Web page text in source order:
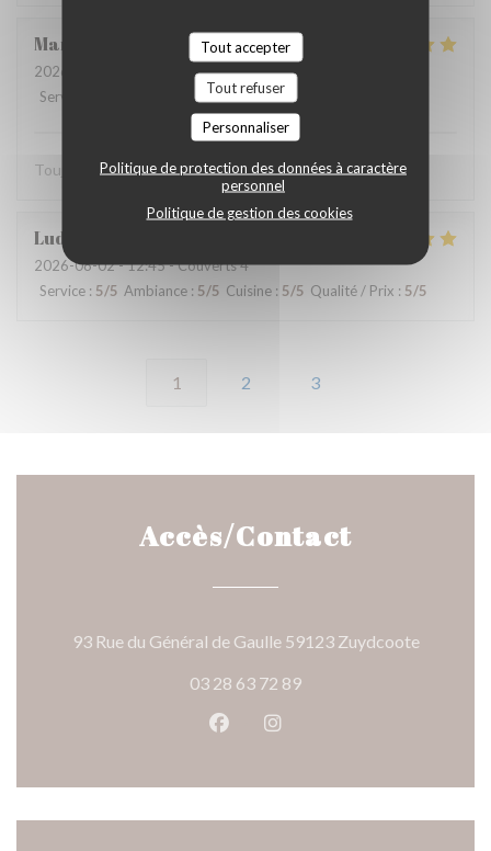
Tout accepter
Tout refuser
Personnaliser
Politique de protection des données à caractère
personnel
Politique de gestion des cookies
Marie-catherine P
2026-08-02
- 12:45 - Couverts 4
Service
/5 Cuisine: /5
Toujours très bien. Bon produits. On s’est régalé merci.
Ludovic
2026-08-02- 12:45 - Couverts 4
Service : 5/5 Ambiance : 5/5 Cuisine : 5/5 Qualité / Prix : 5/5
1 2 3
Accès/Contact
93 Rue du Général de Gaulle 59123 Zuydcoote((ouvre
03 28 63 72 89
Facebook ((ouvre une
Instagram ((ouvre une